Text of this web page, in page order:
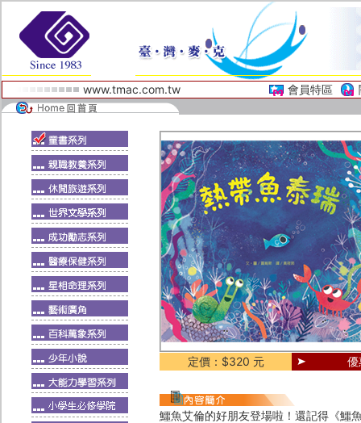
www.tmac.com.tw 會員特區
定價：$320 元
鱷魚艾倫的好朋友登場啦！還記得《鱷